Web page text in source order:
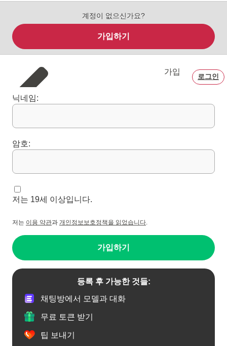
계정이 없으신가요?
가입하기
가입
로그인
닉네임:
암호:
저는 19세 이상입니다.
저는 이용 약관과 개인정보보호정책을 읽었습니다.
가입하기
등록 후 가능한 것들:
채팅방에서 모델과 대화
무료 토큰 받기
팁 보내기